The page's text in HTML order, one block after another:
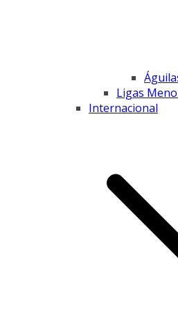
Ligas
Internacional